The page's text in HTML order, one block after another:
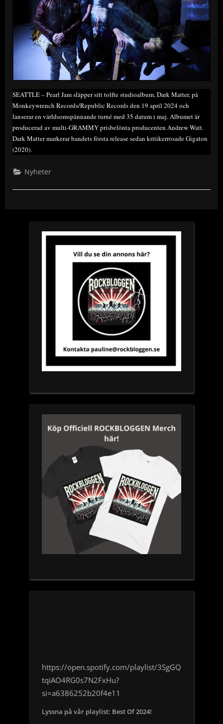
SEATTLE – Pearl Jam släpper sitt tolfte studioalbum, Dark Matter, på
Monkeywrench Records/Republic Records den 19 april 2024 och
lanserar en världsomspännande turné med 35 datum i maj. Albumet är
producerad av multi-GRAMMY prisbelönta producenten Andrew Watt.
Dark Matter markerar bandets första release sedan kritikerrosade Gigaton
(2020).
Nyheter
https://open.spotify.com/playlist/3SgGQ
tqiAO4RG0s7N2FxHu?
si=a6386252b20f4e11
Lyssna på vår playlist: Best Of 2024!